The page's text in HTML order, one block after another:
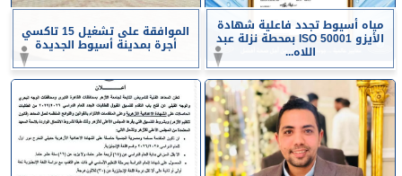
مياه أسيوط تجدد فاعلية شهادة
الأيزو ISO 50001 بمحطة نزلة عبد
اللاه...
الموافقة على تشغيل 15 تاكسي
أجرة بمدينة أسيوط الجديدة